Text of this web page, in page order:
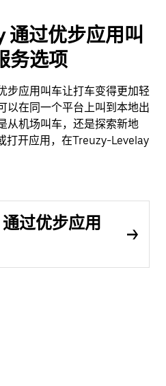
通过优步应用叫
务选项
步应用叫车让打车变得更加轻
以在同一个平台上叫到本地出
从机场叫车，还是探索新地
打开应用，在Treuzy-Levelay
过优步应用